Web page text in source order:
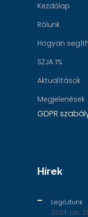
Kezdőlap
Rólunk
Hogyan
SZJA 1%
Aktualítások
Megjelenések
GDPR
Hírek
Legóztunk
2024. jan.